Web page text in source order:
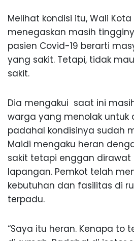
Melihat kondisi itu, Wali
menegaskan masih
pasien Covid-19 berarti
yang sakit. Tetapi, tidak
sakit.
Dia mengakui saat ini
warga yang menolak untuk
padahal kondisinya sudah
Maidi mengaku heran
sakit tetapi enggan dirawat
lapangan. Pemkot telah
kebutuhan dan fasilitas di
terpadu.
“Saya itu heran. Kenapa to